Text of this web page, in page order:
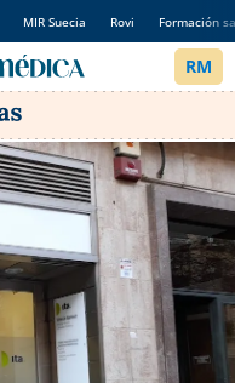
MIR Suecia Rovi Formación